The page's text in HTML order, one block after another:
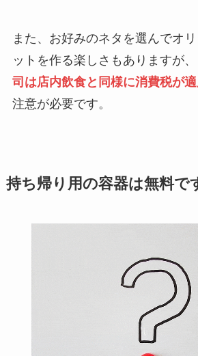
また、お好みのネタを選んでオ
ットを作る楽しさもありますが、
司は店内飲食と同様に消費税が
注意が必要です。
持ち帰り用の容器は無料で